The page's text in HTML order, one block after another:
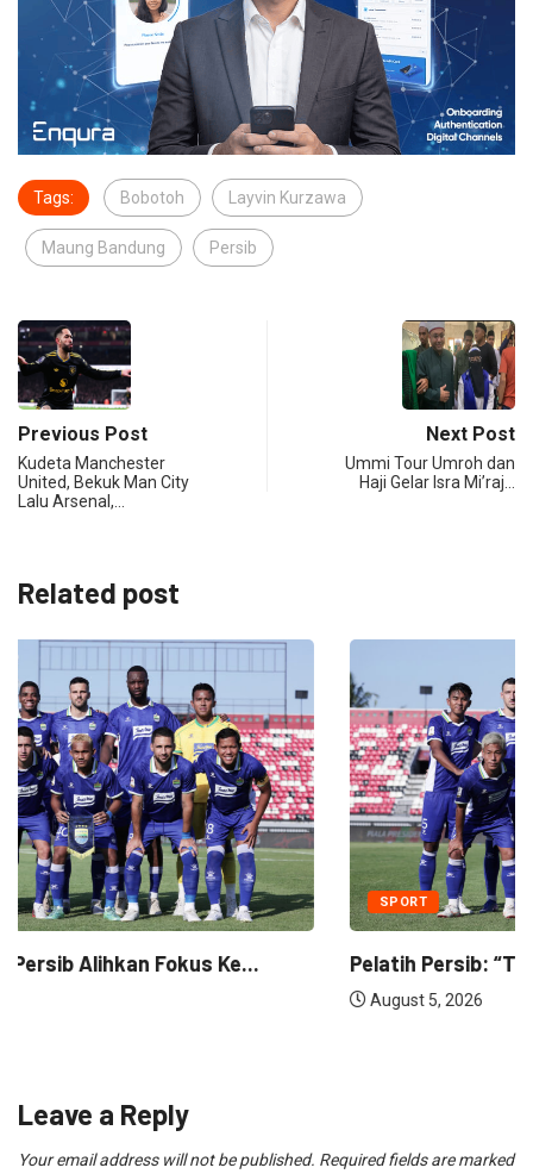
Tags: Bobotoh Layvin Kurzawa
Maung Bandung Persib
Previous Post
Kudeta Manchester
United, Bekuk Man City
Lalu Arsenal,…
Next Post
Ummi Tour Umroh dan
Haji Gelar Isra Mi’raj…
Related post
SPORT
Pelatih Persib: “Tim Kami Kelelahan” Tapi Tetap...
Leave a Reply
Your email address will not be published. Required fields are marked